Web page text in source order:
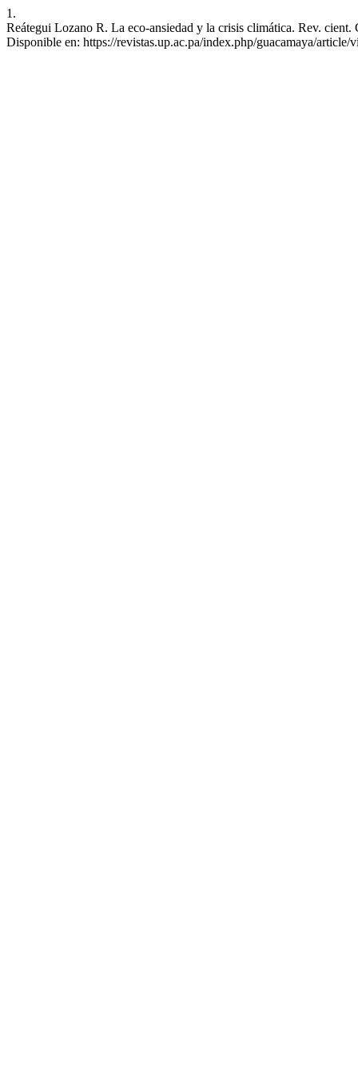
1.
Reátegui Lozano R. La eco-ansiedad y la crisis climática. Rev.
Disponible en: https://revistas.up.ac.pa/index.php/guacamaya/article/